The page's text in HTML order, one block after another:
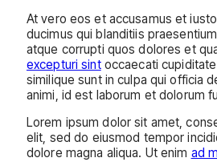
At vero eos et accusamus et
ducimus qui blanditiis
atque corrupti quos dolores et
excepturi sintoccaecati
similique sunt in culpa qui officia
animi, id est laborum et dolorum
Lorem ipsum dolor sit amet,
elit, sed do eiusmod tempor
dolore magna aliqua. Ut enim ad